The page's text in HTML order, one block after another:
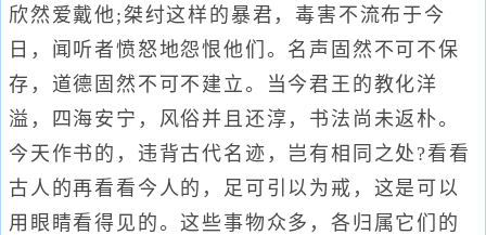
欣然爱戴他;桀纣这样的暴君，毒害不流布于今
日，闻听者愤怒地怨恨他们。名声固然不可不保
存，道德固然不可不建立。当今君王的教化洋
溢，四海安宁，风俗并且还淳，书法尚未返朴。
今天作书的，违背古代名迹，岂有相同之处?看看
古人的再看看今人的，足可引以为戒，这是可以
用眼睛看得见的。这些事物众多，各归属它们的